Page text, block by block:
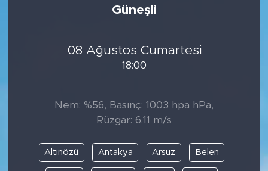
Güneşli
08 Ağustos Cumartesi
18:00
Nem: %56, Basınç: 1003 hpa hPa,
Rüzgar: 6.11 m/s
Altınözü Antakya Arsuz Belen